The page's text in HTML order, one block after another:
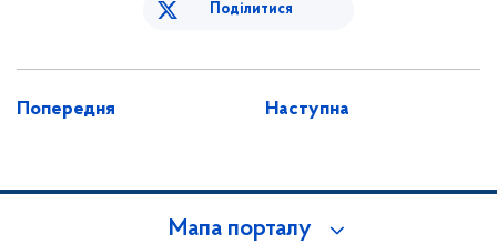
Поділитися
Попередня Наступна
Мапа порталу